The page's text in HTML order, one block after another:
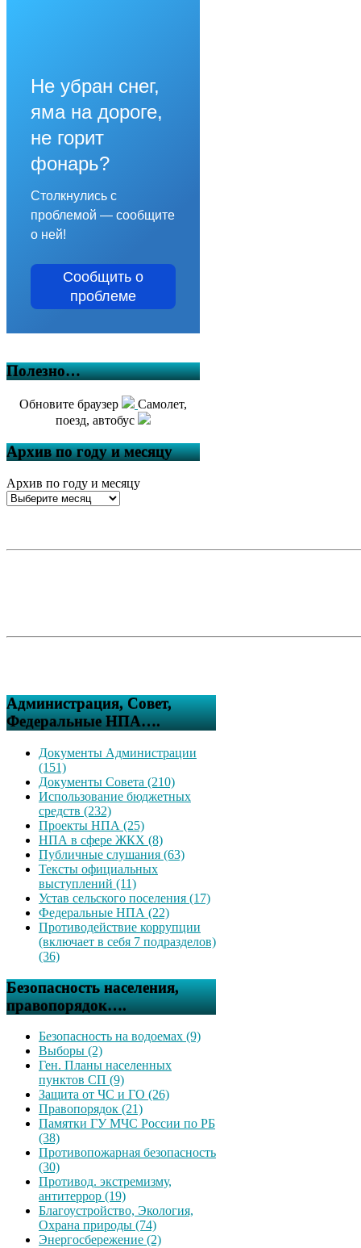
Не убран снег,
яма на дороге,
не горит
фонарь?
Столкнулись с
проблемой — сообщите
о ней!
Сообщить о
проблеме
Полезно…
Обновите браузер
Самолет,
поезд, автобус
Архив по году и месяцу
Архив по году и месяцу
Администрация, Совет,
Федеральные НПА….
Документы Администрации
(151)
Документы Совета (210)
Использование бюджетных
средств (232)
Проекты НПА (25)
НПА в сфере ЖКХ (8)
Публичные слушания (63)
Тексты официальных
выступлений (11)
Устав сельского поселения (17)
Федеральные НПА (22)
Противодействие коррупции
(включает в себя 7 подразделов)
(36)
Безопасность населения,
правопорядок….
Безопасность на водоемах (9)
Выборы (2)
Ген. Планы населенных
пунктов СП (9)
Защита от ЧС и ГО (26)
Правопорядок (21)
Памятки ГУ МЧС России по РБ
(38)
Противопожарная безопасность
(30)
Противод. экстремизму,
антитеррор (19)
Благоустройство, Экология,
Охрана природы (74)
Энергосбережение (2)